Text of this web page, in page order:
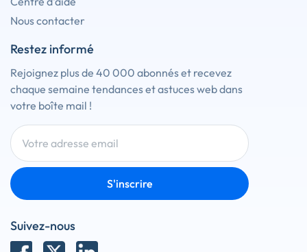
Nous contacter
Restez informé
Rejoignez plus de 40 000 abonnés et recevez
chaque semaine tendances et astuces web dans
votre boîte mail !
S'inscrire
Suivez-nous